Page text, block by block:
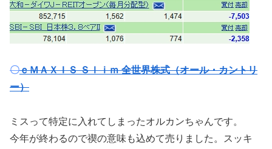
〇ｅＭＡＸＩＳ Ｓｌｉｍ 全世界株式（オール・カントリ
ー）
ミスって特定に入れてしまったオルカンちゃんです。
今年が終わるので禊の意味も込めて売りました。スッキ